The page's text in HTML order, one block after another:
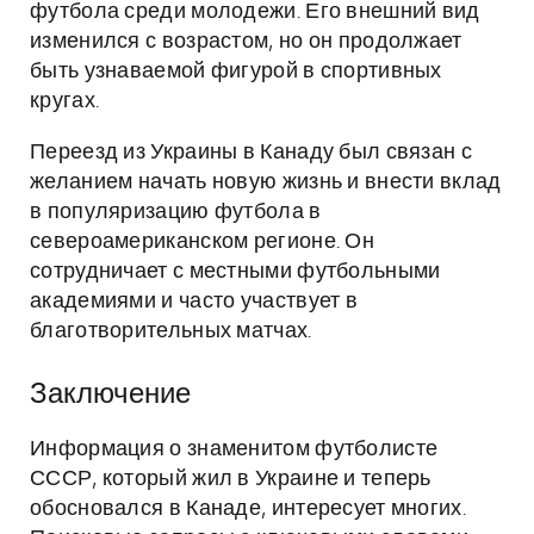
футбола среди молодежи. Его внешний вид
изменился с возрастом, но он продолжает
быть узнаваемой фигурой в спортивных
кругах.
Переезд из Украины в Канаду был связан с
желанием начать новую жизнь и внести вклад
в популяризацию футбола в
североамериканском регионе. Он
сотрудничает с местными футбольными
академиями и часто участвует в
благотворительных матчах.
Заключение
Информация о знаменитом футболисте
СССР, который жил в Украине и теперь
обосновался в Канаде, интересует многих.